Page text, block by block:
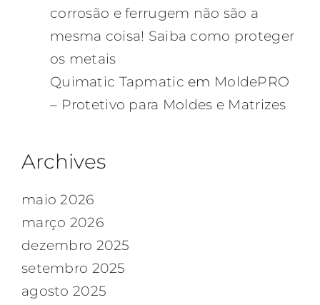
corrosão e ferrugem não são a
mesma coisa! Saiba como proteger
os metais
Quimatic Tapmatic em MoldePRO
– Protetivo para Moldes e Matrizes
Archives
maio 2026
março 2026
dezembro 2025
setembro 2025
agosto 2025